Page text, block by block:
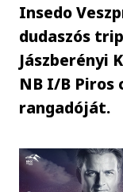
Insedo
dudaszós
Jászberényi
NB I/B Piros
rangadóját.